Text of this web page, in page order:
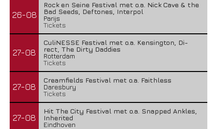
26-08
Rock en Seine Festival met o.a. Nick Cave & the
Bad Seeds, Deftones, Interpol
Parijs
Tickets
27-08
CuliNESSE Festival met o.a. Kensington, Di-
rect, The Dirty Daddies
Rotterdam
Tickets
27-08
Creamfields Festival met o.a. Faithless
Daresbury
Tickets
27-08
Hit The City Festival met o.a. Snapped Ankles,
Inherited
Eindhoven